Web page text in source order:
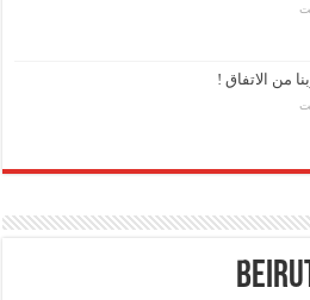
من الاتفاق !